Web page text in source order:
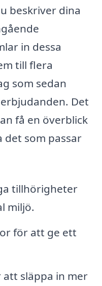
beskriver dina
in dessa
till flera
som sedan
Det
få en överblick
det som passar
tillhörigheter
miljö.
för att ge ett
släppa in mer